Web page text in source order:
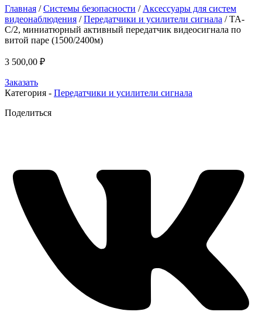
Главная /Системы безопасности / Аксессуары для систем
видеонаблюдения /Передатчики и усилители сигнала / TA-
C/2, миниатюрный активный передатчик видеосигнала по
витой паре (1500/2400м)
3 500,00 ₽
Заказать
Категория - Передатчики и усилители сигнала
Поделиться